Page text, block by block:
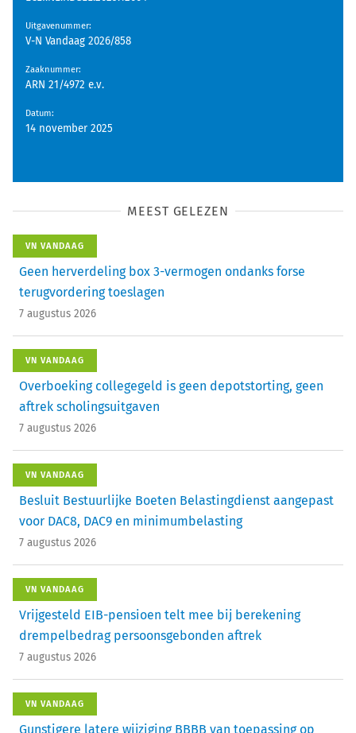
Uitgavenummer:
V-N Vandaag 2026/858
Zaaknummer:
ARN 21/4972 e.v.
Datum:
14 november 2025
MEEST GELEZEN
VN VANDAAG
Geen herverdeling box 3-vermogen ondanks forse
terugvordering toeslagen
7 augustus 2026
VN VANDAAG
Overboeking collegegeld is geen depotstorting, geen
aftrek scholingsuitgaven
7 augustus 2026
VN VANDAAG
Besluit Bestuurlijke Boeten Belastingdienst aangepast
voor DAC8, DAC9 en minimumbelasting
7 augustus 2026
VN VANDAAG
Vrijgesteld EIB-pensioen telt mee bij berekening
drempelbedrag persoonsgebonden aftrek
7 augustus 2026
VN VANDAAG
Gunstigere latere wijziging BBBB van toepassing op